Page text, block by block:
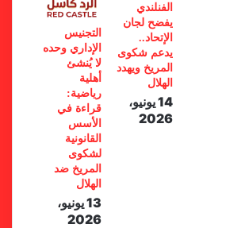
الفنلندي
يفضح لجان
الإتحاد..
يدعم شكوى
المريخ ويهدد
الهلال
14 يونيو،
2026
التجنيس
الإداري وحده
لا يُنشئ
أهلية
رياضية:
قراءة في
الأسس
القانونية
لشكوى
المريخ ضد
الهلال
13 يونيو،
2026